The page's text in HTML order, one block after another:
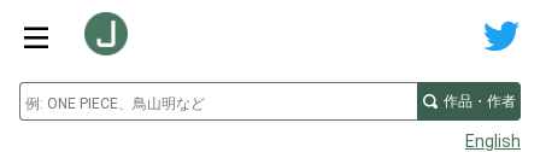
作品・作者
English